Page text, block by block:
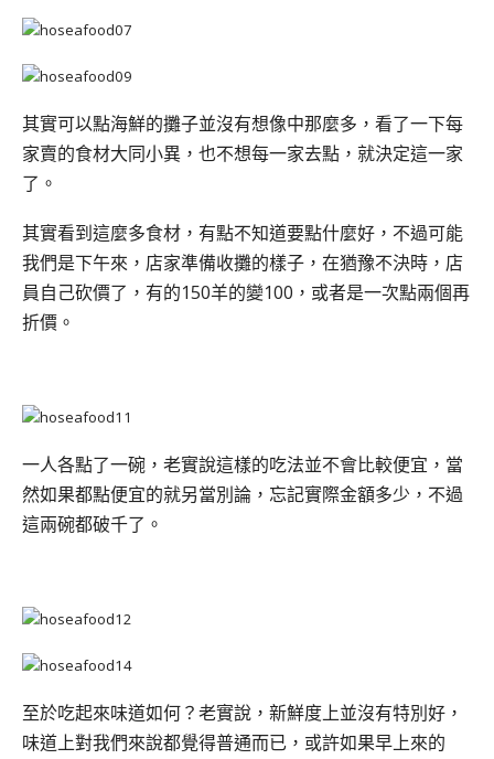
其實可以點海鮮的攤子並沒有想像中那麼多，看了一下每
家賣的食材大同小異，也不想每一家去點，就決定這一家
了。
其實看到這麼多食材，有點不知道要點什麼好，不過可能
我們是下午來，店家準備收攤的樣子，在猶豫不決時，店
員自己砍價了，有的150羊的變100，或者是一次點兩個再
折價。
一人各點了一碗，老實說這樣的吃法並不會比較便宜，當
然如果都點便宜的就另當別論，忘記實際金額多少，不過
這兩碗都破千了。
至於吃起來味道如何？老實說，新鮮度上並沒有特別好，
味道上對我們來說都覺得普通而已，或許如果早上來的